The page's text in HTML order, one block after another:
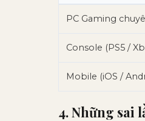
PC Gaming
Console (PS5 /
Mobile (iOS /
4. Những sai